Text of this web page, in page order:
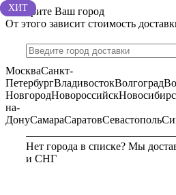
Выберите Ваш город
От этого зависит стоимость
МоскваСанкт-
ПетербургВладивостокВолгоград
НовгородНовороссийск
на-
ДонуСамараСаратовСевастополь
Нет города в списке? Мы
и СНГ
ХИТ
ХИТ